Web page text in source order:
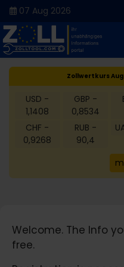
07 Aug 2026
Zollwertkurs
USD -
1,1408
CHF -
0,9268
GBP -
0,8534
RUB -
90,4
Welcome. The Info
free.